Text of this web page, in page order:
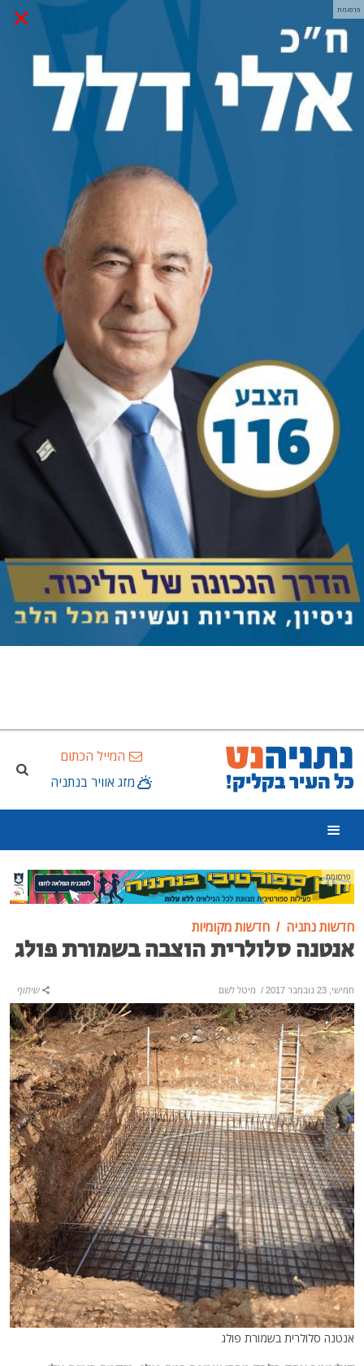
× פרסומת
המייל הכתום
מזג אוויר בנתניה
פרסומת
חדשות נתניה חדשות מקומיות
אנטנה סלולרית הוצבה בשמורת פולג
חמישי, 23 נובמבר 2017 / מיטל לשם שיתוף
אנטנה סלולרית בשמורת פולג